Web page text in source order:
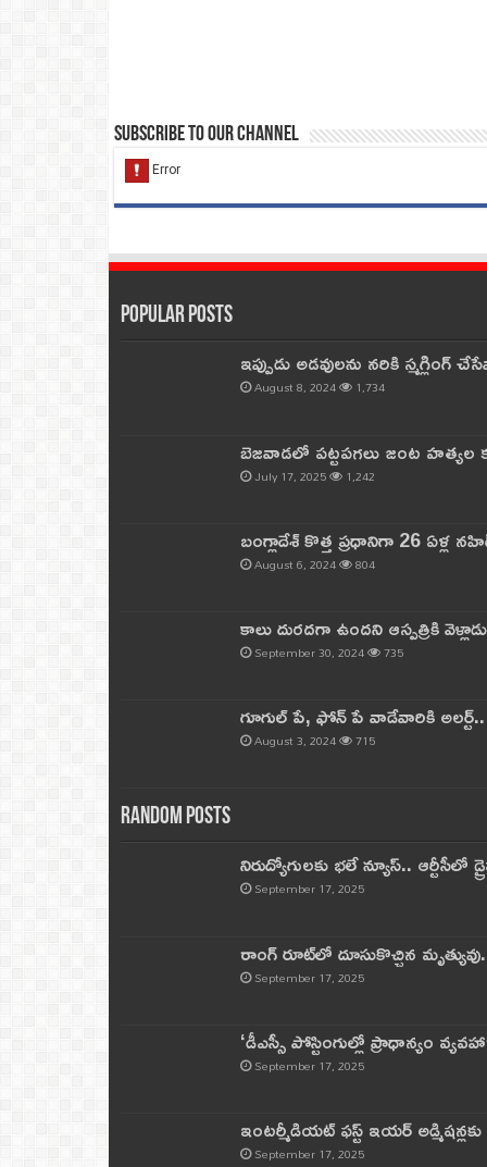
Subscribe to our Channel
Popular Posts
ఇప్పుడు అడవులను నరికి
August 8, 2024 1,734
బెజవాడలో పట్టపగలు జంట
July 17, 2025 1,242
బంగ్లాదేశ్ కొత్త ప్రధానిగా 26 ఏళ్ల
August 6, 2024 804
కాలు దురదగా ఉందని ఆస్పత్రికి
September 30, 2024 735
గూగుల్ పే, ఫోన్ పే వాడేవారికి
August 3, 2024 715
Random Posts
నిరుద్యోగులకు భలే న్యూస్.. ఆర్టీసీలో
September 17, 2025
రాంగ్ రూట్‌లో దూసుకొచ్చిన
September 17, 2025
‘డీఎస్సీ పోస్టింగుల్లో ప్రాధాన్యం
September 17, 2025
ఇంటర్మీడియట్ ఫస్ట్‌ ఇయర్‌
September 17, 2025